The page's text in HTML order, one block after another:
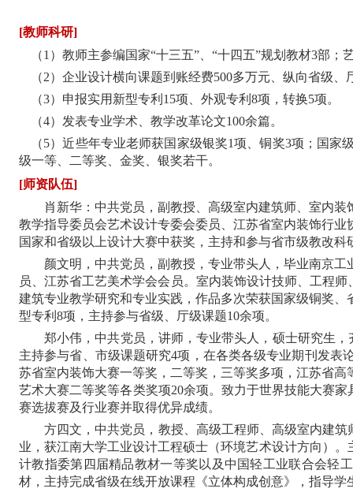
[教师科研]
（1）教师主参编国家“十三五”、“十四五”规划教材3部；
（2）企业设计横向课题到账经费500多万元、纵向省级、
（3）申报实用新型专利15项、外观专利8项，转换5项。
（4）发表专业学术、教学改革论文100余篇。
（5）近些年专业老师获国家级银奖1项、铜奖3项；国家
级一等、二等奖、金奖、银奖若干。
[师资队伍]
肖新华：中共党员，副教授、高级室内建筑师、室内
教学指导委员会艺术设计专委会委员、江苏省室内装饰行
国家和省级以上设计大赛中获奖，主持和参与省市级教改科
颜文明，中共党员，副教授，专业带头人，毕业南京
员、江苏省工艺美术学会会员。室内装饰设计技师、工程
建筑专业教学研究和专业实践，作品多次荣获国家级铜奖
型专利8项，主持参与省级、厅级课题10余项。
郑小伟，中共党员，讲师，专业带头人，硕士研究生，
主持参与省、市级课题研究4项，在各类各级专业期刊发
苏省室内装饰大赛一等奖，二等奖，三等奖多项，江苏省
艺术大赛二等奖等各类奖项20余项。致力于世界技能大赛
赛选拔赛及行业赛并取得优异成绩。
方四文，中共党员，教授、高级工程师、高级室内建
业，获江南大学工业设计工程硕士（环境艺术设计方向）
计教指委第四届精品教材一等奖以及中国轻工业联合会轻
材，主持完成省级在线开放课程《立体构成创意》，指导学